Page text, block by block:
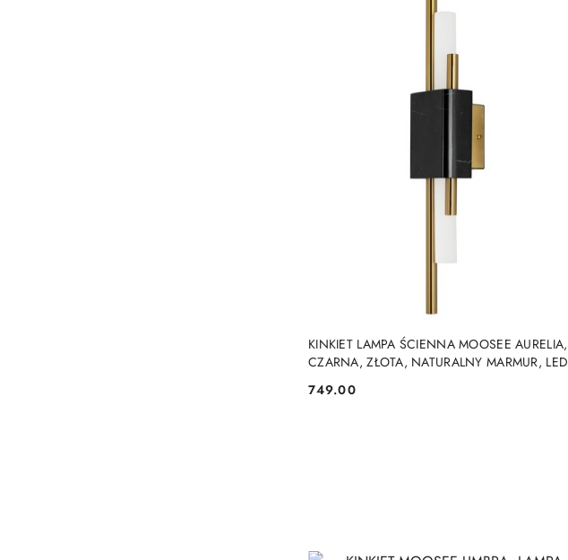
KINKIET LAMPA ŚCIENNA MOOSEE AURELIA,
CZARNA, ZŁOTA, NATURALNY MARMUR, LED
Cena:
749.00
DO KOSZYKA